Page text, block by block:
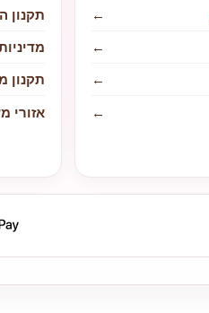
←
←
←
←
תקנון
תקנון
אזורי